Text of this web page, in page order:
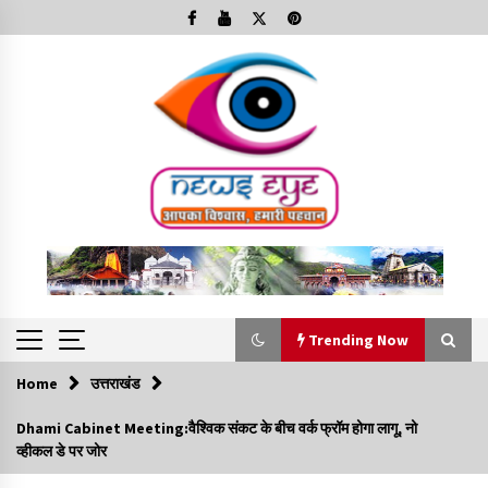
to
Trending Now
Trending Now
कार्यक्रम में शामिल हुए सीएम,आधुनिक मदरसों का नाम अब्दुल कलाम के नाम
Home उत्तराखंड
Dhami Cabinet Meeting:वैश्विक संकट के बीच वर्क फ्रॉम होगा लागू, नो
व्हीकल डे पर जोर